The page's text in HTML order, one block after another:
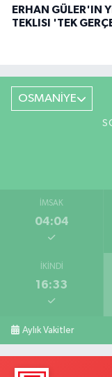
ERHAN GÜLER'IN
TEKLISI 'TEK
OSMANİYE
İMSAK
04:04
İKINDI
16:33
Aylık Vakitler